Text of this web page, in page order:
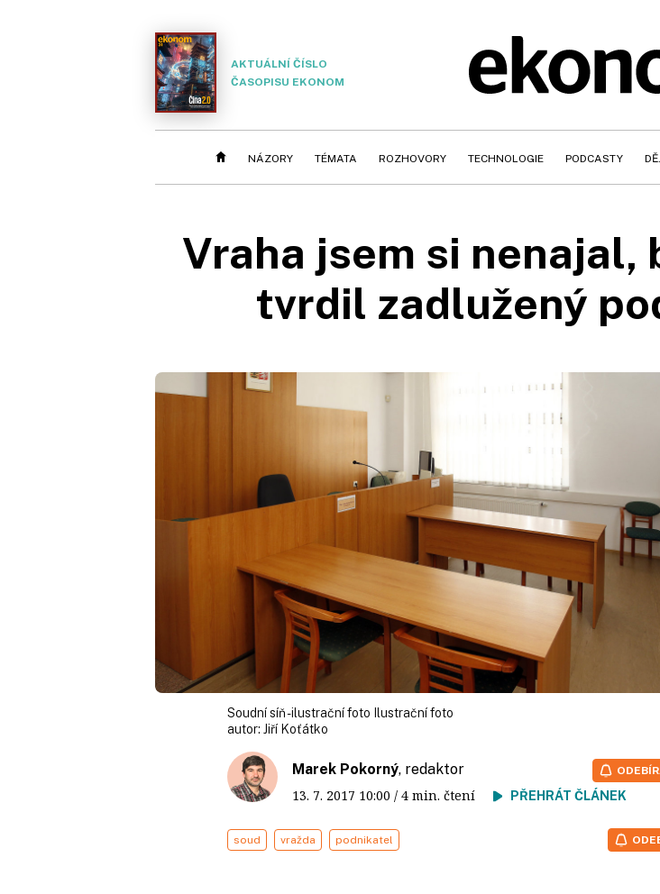
AKTUÁLNÍ ČÍSLO
ČASOPISU EKONOM
NÁZORY TÉMATA ROZHOVORY TECHNOLOGIE PODCASTY
Vraha jsem si nenajal,
tvrdil zadlužený
Soudní síň - ilustrační foto Ilustrační foto
autor: Jiří Koťátko
Marek Pokorný, redaktor
13. 7. 2017 10:00 / 4 min. čtení PŘEHRÁT ČLÁNEK
soud vražda podnikatel